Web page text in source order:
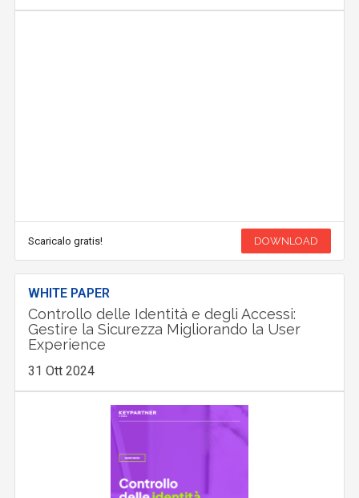
Scaricalo gratis! DOWNLOAD
WHITE PAPER
Controllo delle Identità e degli Accessi:
Gestire la Sicurezza Migliorando la User
Experience
31 Ott 2024